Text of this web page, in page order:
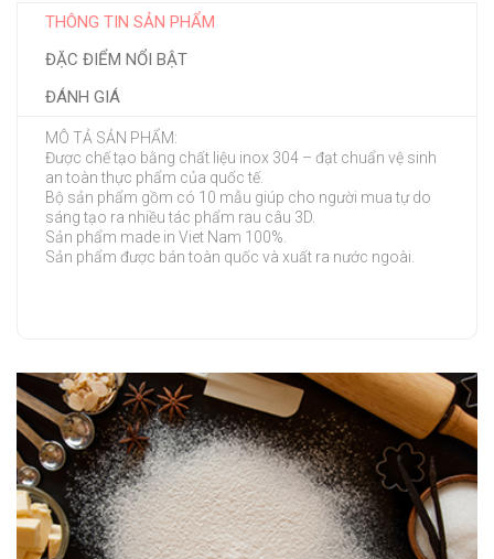
THÔNG TIN SẢN PHẨM
ĐẶC ĐIỂM NỔI BẬT
ĐÁNH GIÁ
MÔ TẢ SẢN PHẨM:
Được chế tạo bằng chất liệu inox 304 – đạt chuẩn vệ sinh
an toàn thực phẩm của quốc tế.
Bộ sản phẩm gồm có 10 mẫu giúp cho người mua tự do
sáng tạo ra nhiều tác phẩm rau câu 3D.
Sản phẩm made in Viet Nam 100%.
Sản phẩm được bán toàn quốc và xuất ra nước ngoài.